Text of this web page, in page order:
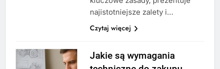
najistotniejsze zalety i…
Czytaj więcej
Jakie są wymagania